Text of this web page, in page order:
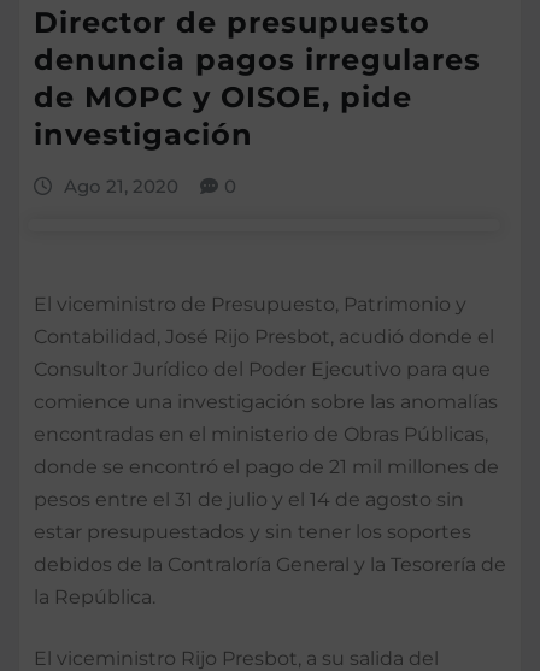
Director de presupuesto
denuncia pagos irregulares
de MOPC y OISOE, pide
investigación
Ago 21, 2020 0
El viceministro de Presupuesto, Patrimonio y
Contabilidad, José Rijo Presbot, acudió donde el
Consultor Jurídico del Poder Ejecutivo para que
comience una investigación sobre las anomalías
encontradas en el ministerio de Obras Públicas,
donde se encontró el pago de 21 mil millones de
pesos entre el 31 de julio y el 14 de agosto sin
estar presupuestados y sin tener los soportes
debidos de la Contraloría General y la Tesorería de
la República.
El viceministro Rijo Presbot, a su salida del